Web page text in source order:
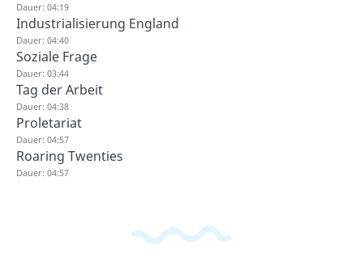
Dauer: 04:19
Industrialisierung England
Dauer: 04:40
Soziale Frage
Dauer: 03:44
Tag der Arbeit
Dauer: 04:38
Proletariat
Dauer: 04:57
Roaring Twenties
Dauer: 04:57